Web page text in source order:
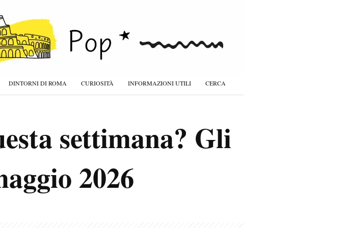
DINTORNI DI ROMA CURIOSITÀ INFORMAZIONI UTILI CERCA
settimana? Gli
2026